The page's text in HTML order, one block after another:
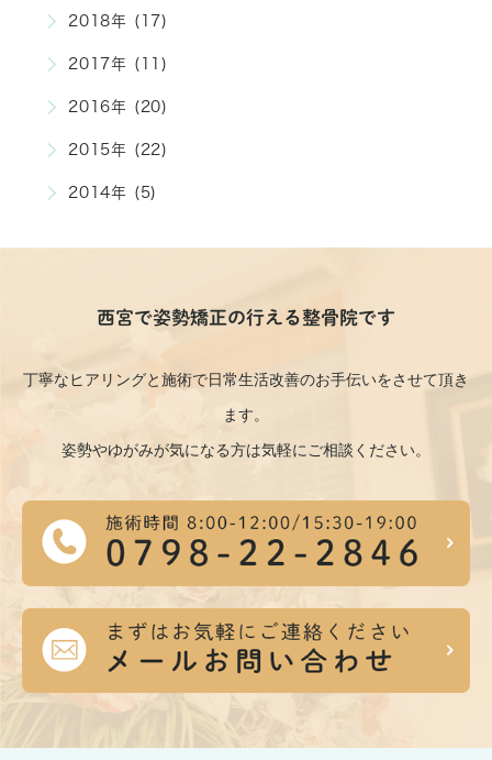
2018年 (17)
2017年 (11)
2016年 (20)
2015年 (22)
2014年 (5)
西宮で姿勢矯正の行える整骨院です
丁寧なヒアリングと施術で日常生活改善のお手伝いをさせて頂き
ます。
姿勢やゆがみが気になる方は気軽にご相談ください。